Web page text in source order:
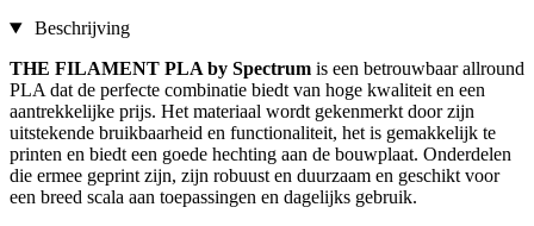
Beschrijving
THE FILAMENT PLA by Spectrum is een betrouwbaar allround
PLA dat de perfecte combinatie biedt van hoge kwaliteit en een
aantrekkelijke prijs. Het materiaal wordt gekenmerkt door zijn
uitstekende bruikbaarheid en functionaliteit, het is gemakkelijk te
printen en biedt een goede hechting aan de bouwplaat. Onderdelen
die ermee geprint zijn, zijn robuust en duurzaam en geschikt voor
een breed scala aan toepassingen en dagelijks gebruik.